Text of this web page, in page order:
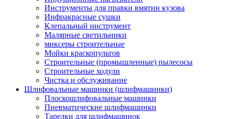
Инструменты для правки вмятин кузова
Инфракрасные сушки
Клепальный инструмент
Малярные светильники
миксеры строительные
Мойки краскопультов
Строительные (промышленные) пылесосы
Строительные ходули
Чистка и обслуживание
Шлифовальные машинки (шлифмашинки)
Плоскошлифовальные машинки
Пневматические шлифмашинки
Тарелки для шлифмашинок